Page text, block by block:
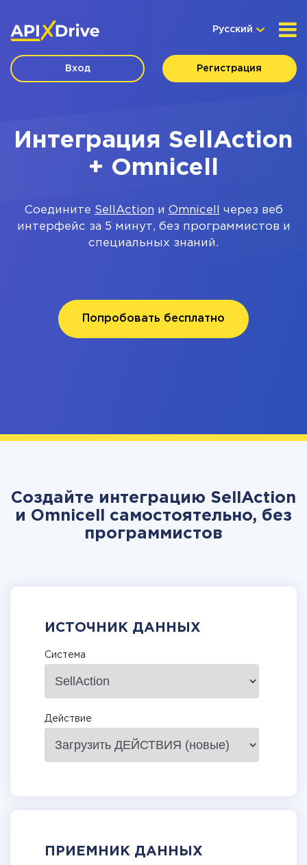
Русский
Вход Регистрация
Интеграция SellAction
+ Omnicell
Соедините SellAction и Omnicell
через веб
интерфейс за 5 минут, без программистов и
специальных знаний.
Попробовать бесплатно
Создайте интеграцию SellAction
и Omnicell самостоятельно, без
программистов
ИСТОЧНИК ДАННЫХ
Система
Действие
ПРИЕМНИК ДАННЫХ